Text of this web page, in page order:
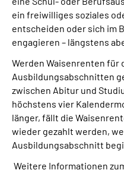
Language
Inhalte in
Leichte Sprache
Mein
ein freiwilliges soziales
entscheiden oder sich im
engagieren – längstens
Werden Waisenrenten für
Ausbildungsabschnitten
zwischen Abitur und
höchstens vier
länger, fällt die
wieder gezahlt werden,
Ausbildungsabschnitt
Weitere Informationen